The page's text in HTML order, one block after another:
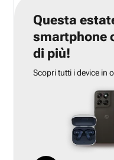
Questa
smartphone
di più!
Scopri tutti i device in